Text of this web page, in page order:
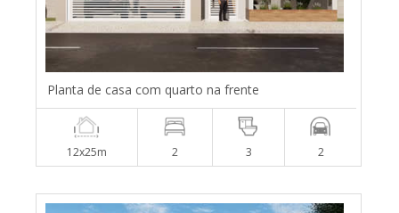
Planta de casa com quarto na frente
12x25m 2 3 2